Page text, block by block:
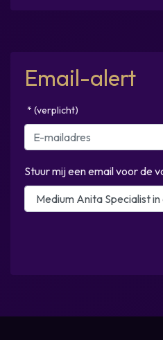
Email-alert
* (verplicht)
Stuur mij een email voor de